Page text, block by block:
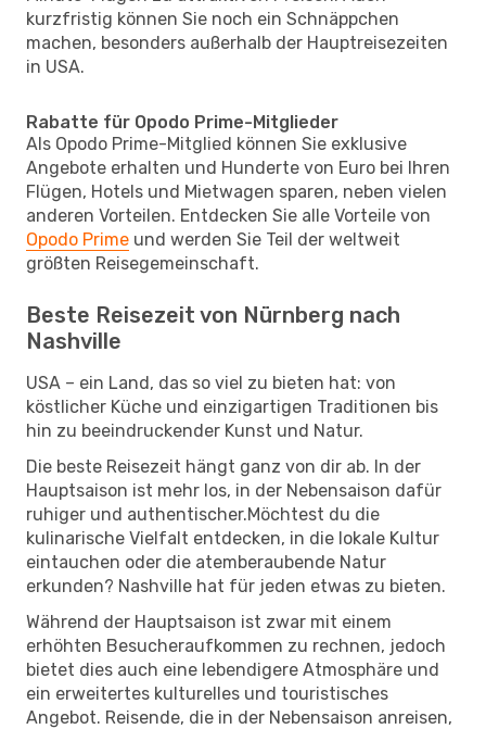
kurzfristig können Sie noch ein Schnäppchen
machen, besonders außerhalb der Hauptreisezeiten
in USA.
Rabatte für Opodo Prime-Mitglieder
Als Opodo Prime-Mitglied können Sie exklusive
Angebote erhalten und Hunderte von Euro bei Ihren
Flügen, Hotels und Mietwagen sparen, neben vielen
anderen Vorteilen. Entdecken Sie alle Vorteile von
Opodo Prime und werden Sie Teil der weltweit
größten Reisegemeinschaft.
Beste Reisezeit von Nürnberg nach
Nashville
USA – ein Land, das so viel zu bieten hat: von
köstlicher Küche und einzigartigen Traditionen bis
hin zu beeindruckender Kunst und Natur.
Die beste Reisezeit hängt ganz von dir ab. In der
Hauptsaison ist mehr los, in der Nebensaison dafür
ruhiger und authentischer.Möchtest du die
kulinarische Vielfalt entdecken, in die lokale Kultur
eintauchen oder die atemberaubende Natur
erkunden? Nashville hat für jeden etwas zu bieten.
Während der Hauptsaison ist zwar mit einem
erhöhten Besucheraufkommen zu rechnen, jedoch
bietet dies auch eine lebendigere Atmosphäre und
ein erweitertes kulturelles und touristisches
Angebot. Reisende, die in der Nebensaison anreisen,